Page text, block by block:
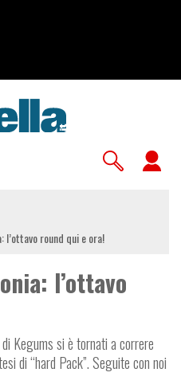
l’ottavo round qui e ora!
l’ottavo
Kegums si è tornati a correre
di “hard Pack”. Seguite con noi